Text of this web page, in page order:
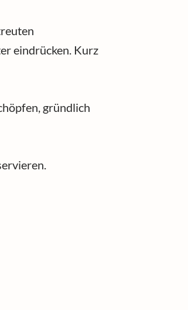
eindrücken. Kurz
gründlich